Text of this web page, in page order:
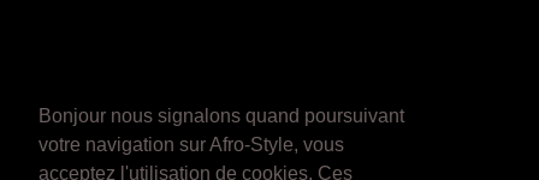
Bonjour nous signalons quand poursuivant
votre navigation sur Afro-Style, vous
acceptez l'utilisation de cookies. Ces